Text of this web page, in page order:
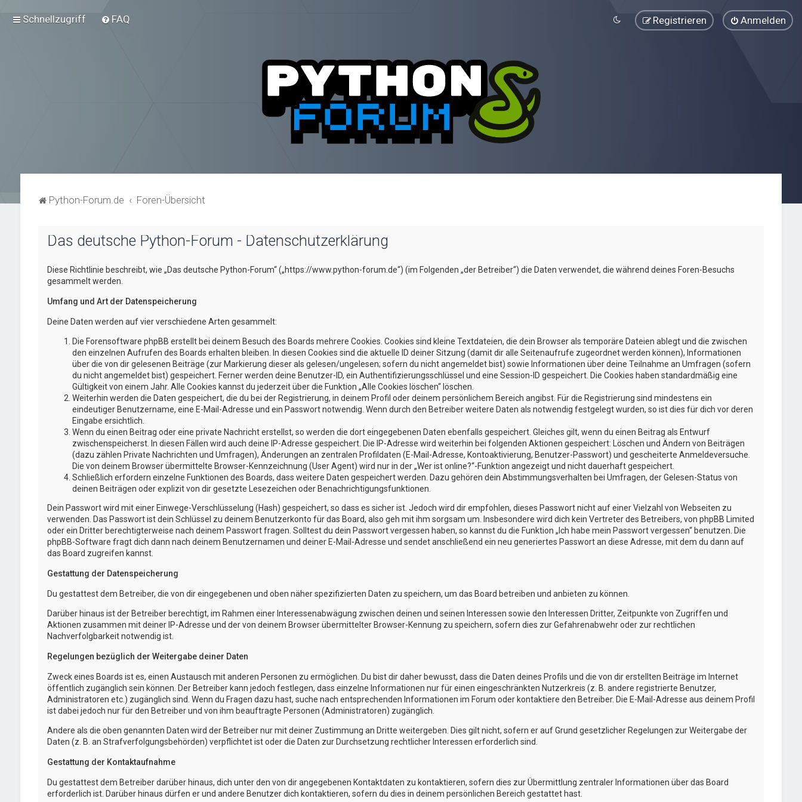
Schnellzugriff FAQ Anmelden
Registrieren
Python-Forum.de Foren-Übersicht
Das deutsche Python-Forum - Datenschutzerklärung
Diese Richtlinie beschreibt, wie „Das deutsche Python-Forum“ („https://www.python-forum.de“) (im Folgenden „der Betreiber“) die Daten verwendet, die während deines Foren-Besuchs
gesammelt werden.
Umfang und Art der Datenspeicherung
Deine Daten werden auf vier verschiedene Arten gesammelt:
Die Forensoftware phpBB erstellt bei deinem Besuch des Boards mehrere Cookies. Cookies sind kleine Textdateien, die dein Browser als temporäre Dateien ablegt und die zwischen
den einzelnen Aufrufen des Boards erhalten bleiben. In diesen Cookies sind die aktuelle ID deiner Sitzung (damit dir alle Seitenaufrufe zugeordnet werden können), Informationen
über die von dir gelesenen Beiträge (zur Markierung dieser als gelesen/ungelesen; sofern du nicht angemeldet bist) sowie Informationen über deine Teilnahme an Umfragen (sofern
du nicht angemeldet bist) gespeichert. Ferner werden deine Benutzer-ID, ein Authentifizierungsschlüssel und eine Session-ID gespeichert. Die Cookies haben standardmäßig eine
Gültigkeit von einem Jahr. Alle Cookies kannst du jederzeit über die Funktion „Alle Cookies löschen“ löschen.
Weiterhin werden die Daten gespeichert, die du bei der Registrierung, in deinem Profil oder deinem persönlichem Bereich angibst. Für die Registrierung sind mindestens ein
eindeutiger Benutzername, eine E-Mail-Adresse und ein Passwort notwendig. Wenn durch den Betreiber weitere Daten als notwendig festgelegt wurden, so ist dies für dich vor deren
Eingabe ersichtlich.
Wenn du einen Beitrag oder eine private Nachricht erstellst, so werden die dort eingegebenen Daten ebenfalls gespeichert. Gleiches gilt, wenn du einen Beitrag als Entwurf
zwischenspeicherst. In diesen Fällen wird auch deine IP-Adresse gespeichert. Die IP-Adresse wird weiterhin bei folgenden Aktionen gespeichert: Löschen und Ändern von Beiträgen
(dazu zählen Private Nachrichten und Umfragen), Änderungen an zentralen Profildaten (E-Mail-Adresse, Kontoaktivierung, Benutzer-Passwort) und gescheiterte Anmeldeversuche.
Die von deinem Browser übermittelte Browser-Kennzeichnung (User Agent) wird nur in der „Wer ist online?“-Funktion angezeigt und nicht dauerhaft gespeichert.
Schließlich erfordern einzelne Funktionen des Boards, dass weitere Daten gespeichert werden. Dazu gehören dein Abstimmungsverhalten bei Umfragen, der Gelesen-Status von
deinen Beiträgen oder explizit von dir gesetzte Lesezeichen oder Benachrichtigungsfunktionen.
Dein Passwort wird mit einer Einwege-Verschlüsselung (Hash) gespeichert, so dass es sicher ist. Jedoch wird dir empfohlen, dieses Passwort nicht auf einer Vielzahl von Webseiten zu
verwenden. Das Passwort ist dein Schlüssel zu deinem Benutzerkonto für das Board, also geh mit ihm sorgsam um. Insbesondere wird dich kein Vertreter des Betreibers, von phpBB Limited
oder ein Dritter berechtigterweise nach deinem Passwort fragen. Solltest du dein Passwort vergessen haben, so kannst du die Funktion „Ich habe mein Passwort vergessen“ benutzen. Die
phpBB-Software fragt dich dann nach deinem Benutzernamen und deiner E-Mail-Adresse und sendet anschließend ein neu generiertes Passwort an diese Adresse, mit dem du dann auf
das Board zugreifen kannst.
Gestattung der Datenspeicherung
Du gestattest dem Betreiber, die von dir eingegebenen und oben näher spezifizierten Daten zu speichern, um das Board betreiben und anbieten zu können.
Darüber hinaus ist der Betreiber berechtigt, im Rahmen einer Interessenabwägung zwischen deinen und seinen Interessen sowie den Interessen Dritter, Zeitpunkte von Zugriffen und
Aktionen zusammen mit deiner IP-Adresse und der von deinem Browser übermittelter Browser-Kennung zu speichern, sofern dies zur Gefahrenabwehr oder zur rechtlichen
Nachverfolgbarkeit notwendig ist.
Regelungen bezüglich der Weitergabe deiner Daten
Zweck eines Boards ist es, einen Austausch mit anderen Personen zu ermöglichen. Du bist dir daher bewusst, dass die Daten deines Profils und die von dir erstellten Beiträge im Internet
öffentlich zugänglich sein können. Der Betreiber kann jedoch festlegen, dass einzelne Informationen nur für einen eingeschränkten Nutzerkreis (z. B. andere registrierte Benutzer,
Administratoren etc.) zugänglich sind. Wenn du Fragen dazu hast, suche nach entsprechenden Informationen im Forum oder kontaktiere den Betreiber. Die E-Mail-Adresse aus deinem Profil
ist dabei jedoch nur für den Betreiber und von ihm beauftragte Personen (Administratoren) zugänglich.
Andere als die oben genannten Daten wird der Betreiber nur mit deiner Zustimmung an Dritte weitergeben. Dies gilt nicht, sofern er auf Grund gesetzlicher Regelungen zur Weitergabe der
Daten (z. B. an Strafverfolgungsbehörden) verpflichtet ist oder die Daten zur Durchsetzung rechtlicher Interessen erforderlich sind.
Gestattung der Kontaktaufnahme
Du gestattest dem Betreiber darüber hinaus, dich unter den von dir angegebenen Kontaktdaten zu kontaktieren, sofern dies zur Übermittlung zentraler Informationen über das Board
erforderlich ist. Darüber hinaus dürfen er und andere Benutzer dich kontaktieren, sofern du dies in deinem persönlichen Bereich gestattet hast.